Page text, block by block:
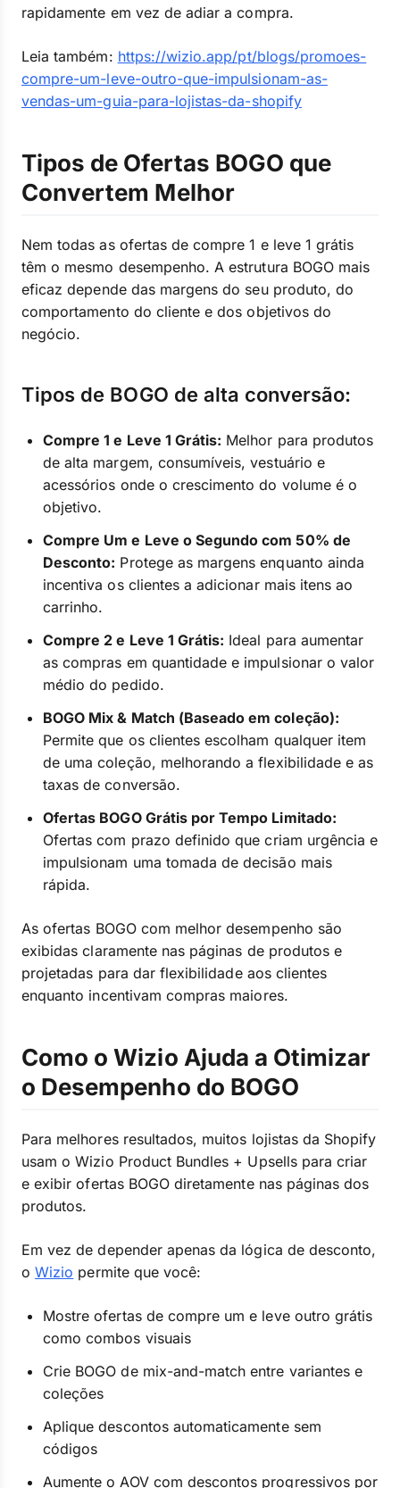
rapidamente em vez de adiar a compra.
Leia também: https://wizio.app/pt/blogs/promoes-
compre-um-leve-outro-que-impulsionam-as-
vendas-um-guia-para-lojistas-da-shopify
Tipos de Ofertas BOGO que
Convertem Melhor
Nem todas as ofertas de compre 1 e leve 1 grátis
têm o mesmo desempenho. A estrutura BOGO mais
eficaz depende das margens do seu produto, do
comportamento do cliente e dos objetivos do
negócio.
Tipos de BOGO de alta conversão:
Compre 1 e Leve 1 Grátis: Melhor para produtos
de alta margem, consumíveis, vestuário e
acessórios onde o crescimento do volume é o
objetivo.
Compre Um e Leve o Segundo com 50% de
Desconto: Protege as margens enquanto ainda
incentiva os clientes a adicionar mais itens ao
carrinho.
Compre 2 e Leve 1 Grátis: Ideal para aumentar
as compras em quantidade e impulsionar o valor
médio do pedido.
BOGO Mix & Match (Baseado em coleção):
Permite que os clientes escolham qualquer item
de uma coleção, melhorando a flexibilidade e as
taxas de conversão.
Ofertas BOGO Grátis por Tempo Limitado:
Ofertas com prazo definido que criam urgência e
impulsionam uma tomada de decisão mais
rápida.
As ofertas BOGO com melhor desempenho são
exibidas claramente nas páginas de produtos e
projetadas para dar flexibilidade aos clientes
enquanto incentivam compras maiores.
Como o Wizio Ajuda a Otimizar
o Desempenho do BOGO
Para melhores resultados, muitos lojistas da Shopify
usam o Wizio Product Bundles + Upsells para criar
e exibir ofertas BOGO diretamente nas páginas dos
produtos.
Em vez de depender apenas da lógica de desconto,
oWizio permite que você:
Mostre ofertas de compre um e leve outro grátis
como combos visuais
Crie BOGO de mix-and-match entre variantes e
coleções
Aplique descontos automaticamente sem
códigos
Aumente o AOV com descontos progressivos por